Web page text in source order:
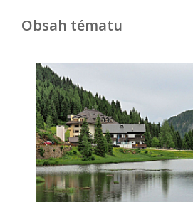
Obsah tématu